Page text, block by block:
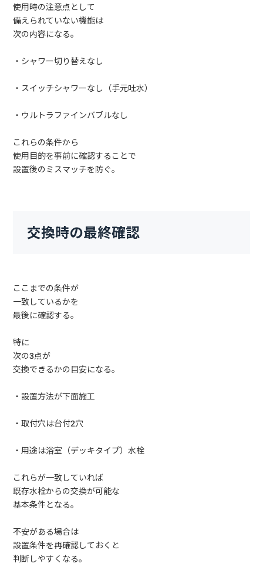
使用時の注意点として
備えられていない機能は
次の内容になる。
・シャワー切り替えなし
・スイッチシャワーなし（手元吐水）
・ウルトラファインバブルなし
これらの条件から
使用目的を事前に確認することで
設置後のミスマッチを防ぐ。
交換時の最終確認
ここまでの条件が
一致しているかを
最後に確認する。
特に
次の3点が
交換できるかの目安になる。
・設置方法が下面施工
・取付穴は台付2穴
・用途は浴室（デッキタイプ）水栓
これらが一致していれば
既存水栓からの交換が可能な
基本条件となる。
不安がある場合は
設置条件を再確認しておくと
判断しやすくなる。